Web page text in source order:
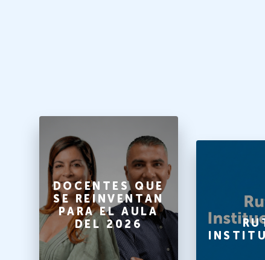
DOCENTES QUE
SE REINVENTAN
PARA EL AULA
DEL 2026